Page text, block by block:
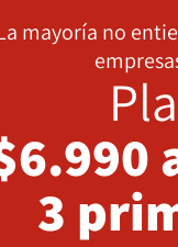
mayoría no
3